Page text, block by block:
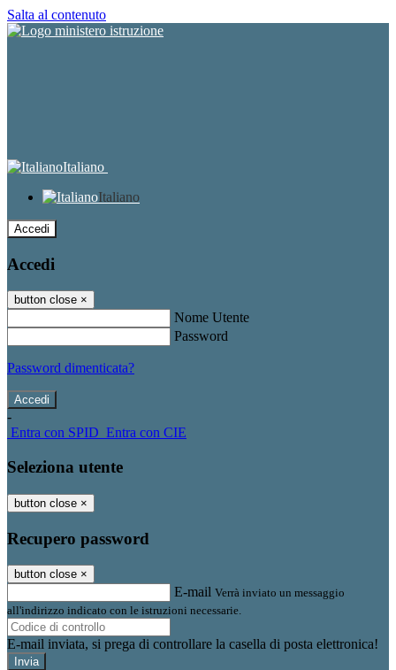
Salta al contenuto
Italiano
Italiano
Accedi
Accedi
button close ×
Nome Utente
Password
Password dimenticata?
-
Entra con SPID Entra con CIE
Seleziona utente
button close ×
Recupero password
button close ×
E-mail Verrà inviato un messaggio
all'indirizzo indicato con le istruzioni necessarie.
E-mail inviata, si prega di controllare la casella di posta elettronica!